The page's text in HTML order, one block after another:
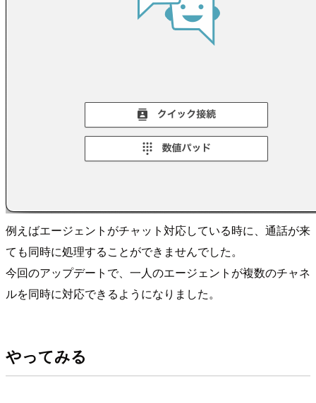
例えばエージェントがチャット対応している時に、通話が来
ても同時に処理することができませんでした。
今回のアップデートで、一人のエージェントが複数のチャネ
ルを同時に対応できるようになりました。
やってみる